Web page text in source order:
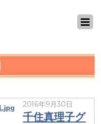
2016年9月30日
千住真理子グ